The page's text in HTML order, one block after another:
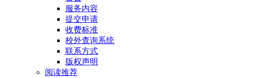
服务内容
提交申请
收费标准
校外查询系统
联系方式
版权声明
阅读推荐